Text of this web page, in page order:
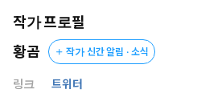
“…예에?”
부려먹는 거로도 모자라 제 아이를 낳
재경은 과연 이 요괴에게서 무사히
작가 프로필
황곰
작가 신간 알림 · 소식
링크 트위터